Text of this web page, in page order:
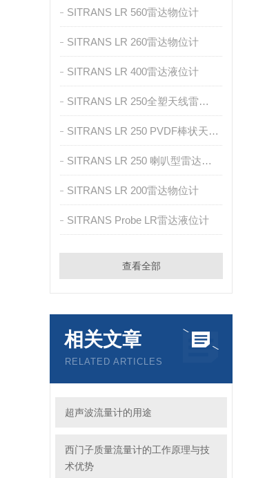
SITRANS LR 560雷达物位计
SITRANS LR 260雷达物位计
SITRANS LR 400雷达液位计
SITRANS LR 250全塑天线雷达物位计
SITRANS LR 250 PVDF棒状天线雷达物位计
SITRANS LR 250 喇叭型雷达物位计
SITRANS LR 200雷达物位计
SITRANS Probe LR雷达液位计
查看全部
相关文章
RELATED ARTICLES
超声波流量计的用途
西门子质量流量计的工作原理与技
术优势